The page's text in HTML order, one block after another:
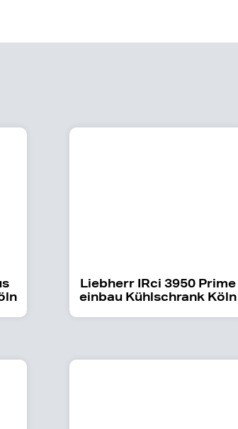
Liebherr IRci 3950 Prime
einbau Kühlschrank Köln